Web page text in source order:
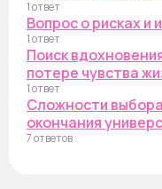
1 ответ
Вопрос о рисках и
1 ответ
Поиск
потере чувства
1 ответ
Сложности
окончания
7 ответов